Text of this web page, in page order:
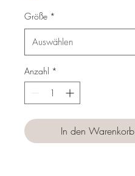
Größe *
Anzahl *
In den Warenkorb